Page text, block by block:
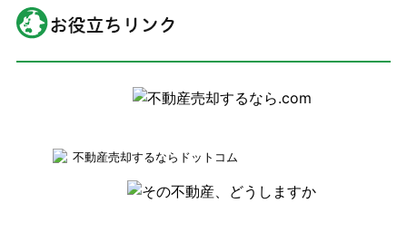
不動産売却するならドットコム